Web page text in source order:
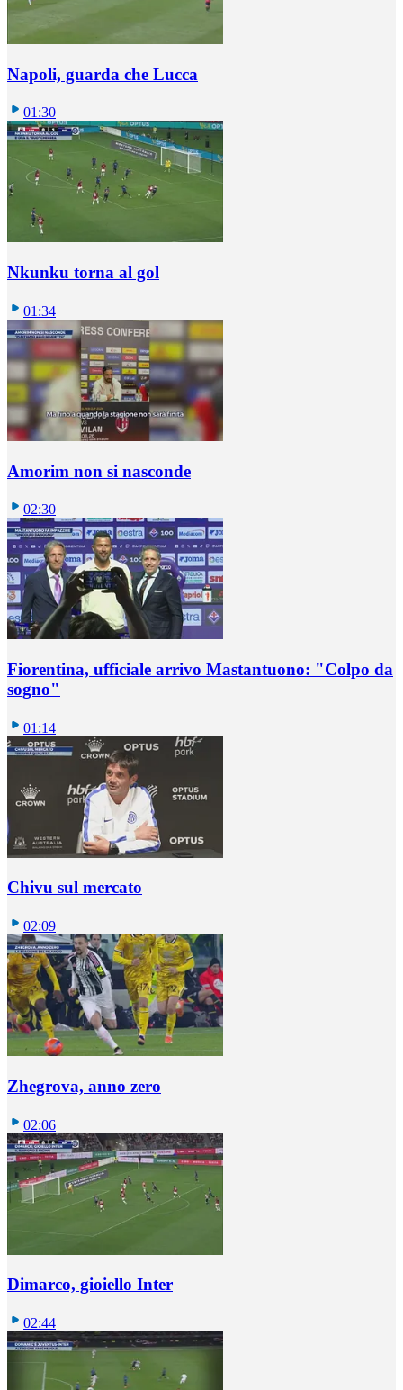
Napoli, guarda che Lucca
01:30
Nkunku torna al gol
01:34
Amorim non si nasconde
02:30
Fiorentina, ufficiale arrivo Mastantuono: "Colpo da
sogno"
01:14
Chivu sul mercato
02:09
Zhegrova, anno zero
02:06
Dimarco, gioiello Inter
02:44